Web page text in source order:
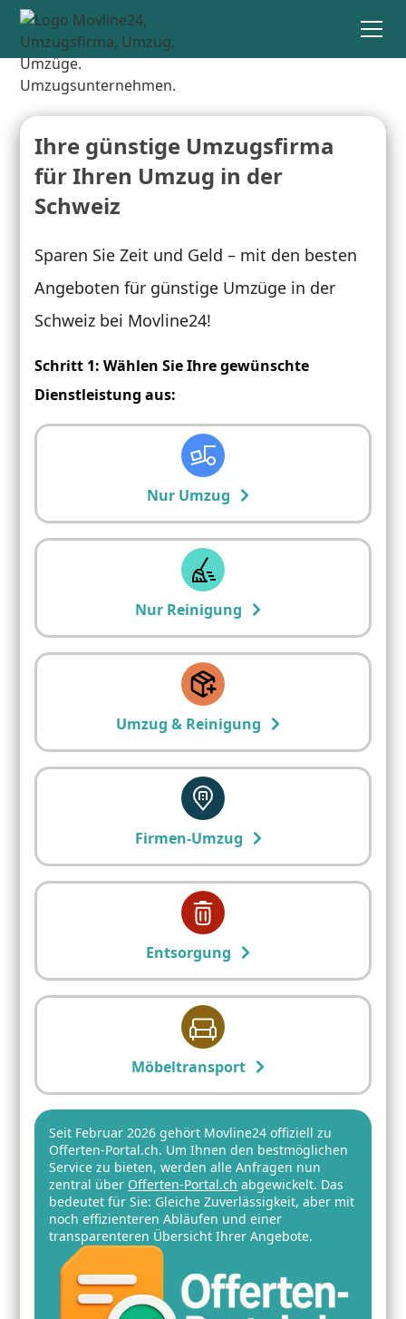
Ihre günstige Umzugsfirma
für Ihren Umzug in der
Schweiz
Sparen Sie Zeit und Geld – mit den besten
Angeboten für günstige Umzüge in der
Schweiz bei Movline24!
Schritt 1: Wählen Sie Ihre gewünschte
Dienstleistung aus:
Nur Umzug
Nur Reinigung
Umzug & Reinigung
Firmen-Umzug
Entsorgung
Möbeltransport
Seit Februar 2026 gehört Movline24 offiziell zu
Offerten-Portal.ch. Um Ihnen den bestmöglichen
Service zu bieten, werden alle Anfragen nun
zentral über Offerten-Portal.ch abgewickelt. Das
bedeutet für Sie: Gleiche Zuverlässigkeit, aber mit
noch effizienteren Abläufen und einer
transparenteren Übersicht Ihrer Angebote.